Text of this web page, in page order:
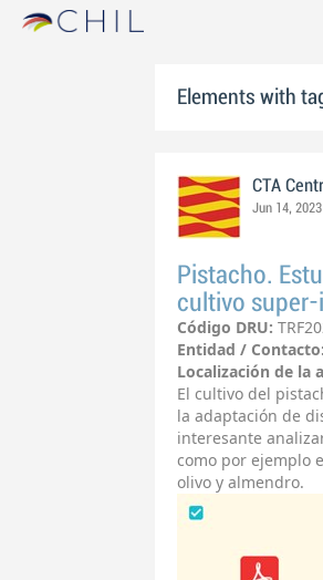
Elements with
CTA
Jun 14,
Pistacho.
cultivo
Código DRU:
Entidad / Contacto:
Localización de la
El cultivo del
la adaptación de
interesante
como por ejemplo
olivo y almendro.